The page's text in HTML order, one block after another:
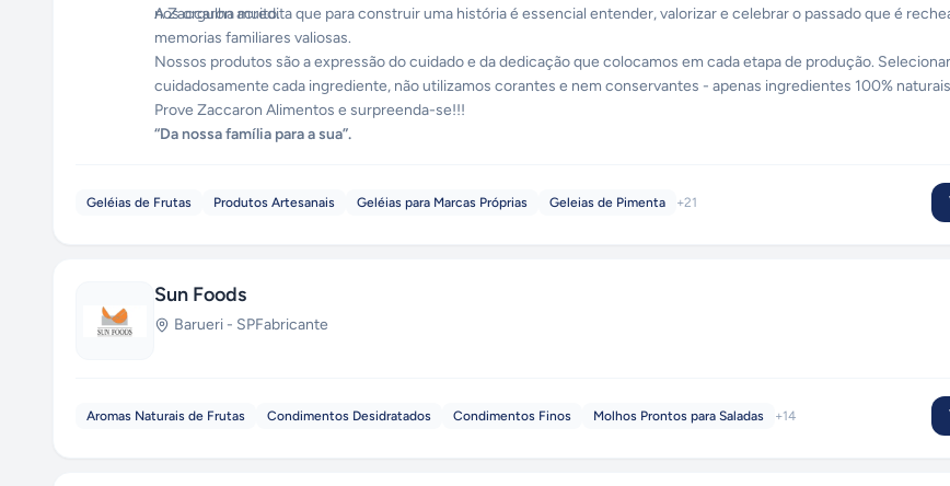
nos orgulha muito.
A Zaccaron acredita que para construir uma história é essencial entender, valorizar e celebrar o passado que é
memorias familiares valiosas.
Nossos produtos são a expressão do cuidado e da dedicação que colocamos em cada etapa de produção.
cuidadosamente cada ingrediente, não utilizamos corantes e nem conservantes - apenas ingredientes 100%
Prove Zaccaron Alimentos e surpreenda-se!!!
“Da nossa família para a sua”.
Geléias de Frutas Produtos Artesanais Geléias para Marcas Próprias Geleias de Pimenta +21
Sun Foods
Barueri - SPFabricante
Aromas Naturais de Frutas Condimentos Desidratados Condimentos Finos Molhos Prontos para Saladas +14